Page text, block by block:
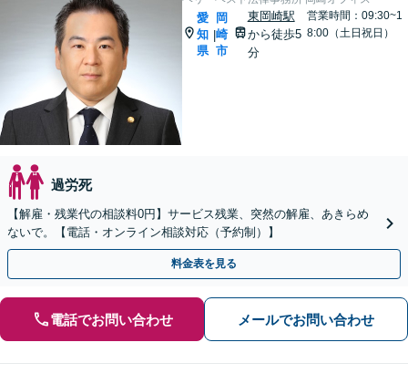
愛
知
県
|
岡
崎
市
東岡崎駅
から徒歩5
分
営業時間：09:30~1
8:00（土日祝日）
過労死
【解雇・残業代の相談料0円】サービス残業、突然の解雇、あきらめ
ないで。【電話・オンライン相談対応（予約制）】
料金表を見る
電話でお問い合わせ メールでお問い合わせ